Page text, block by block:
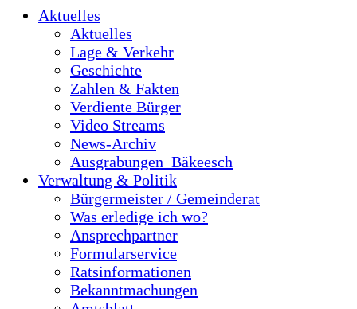
Aktuelles
Aktuelles
Lage & Verkehr
Geschichte
Zahlen & Fakten
Verdiente Bürger
Video Streams
News-Archiv
Ausgrabungen_Bäkeesch
Verwaltung & Politik
Bürgermeister / Gemeinderat
Was erledige ich wo?
Ansprechpartner
Formularservice
Ratsinformationen
Bekanntmachungen